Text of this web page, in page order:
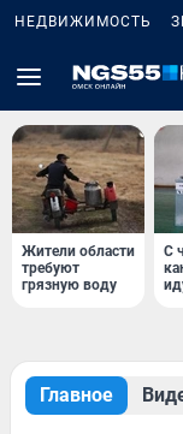
НЕДВИЖИМОСТЬ
Жители области
требуют
грязную воду
С
Главное